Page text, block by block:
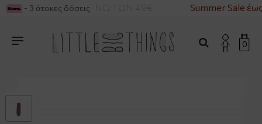
ΓΙΑ ΑΓΟΡΕΣ ΑΝΩ ΤΩΝ 49€ Summer Sale
- 3 άτοκες δόσεις
0